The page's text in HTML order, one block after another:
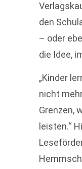
den
– oder
die Idee,
„Kinder
nicht
Grenzen,
leisten.“